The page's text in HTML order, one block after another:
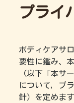
プライ
ボディケアサ
要性に鑑み、
（以下「本サ
について，プ
針）を定めます